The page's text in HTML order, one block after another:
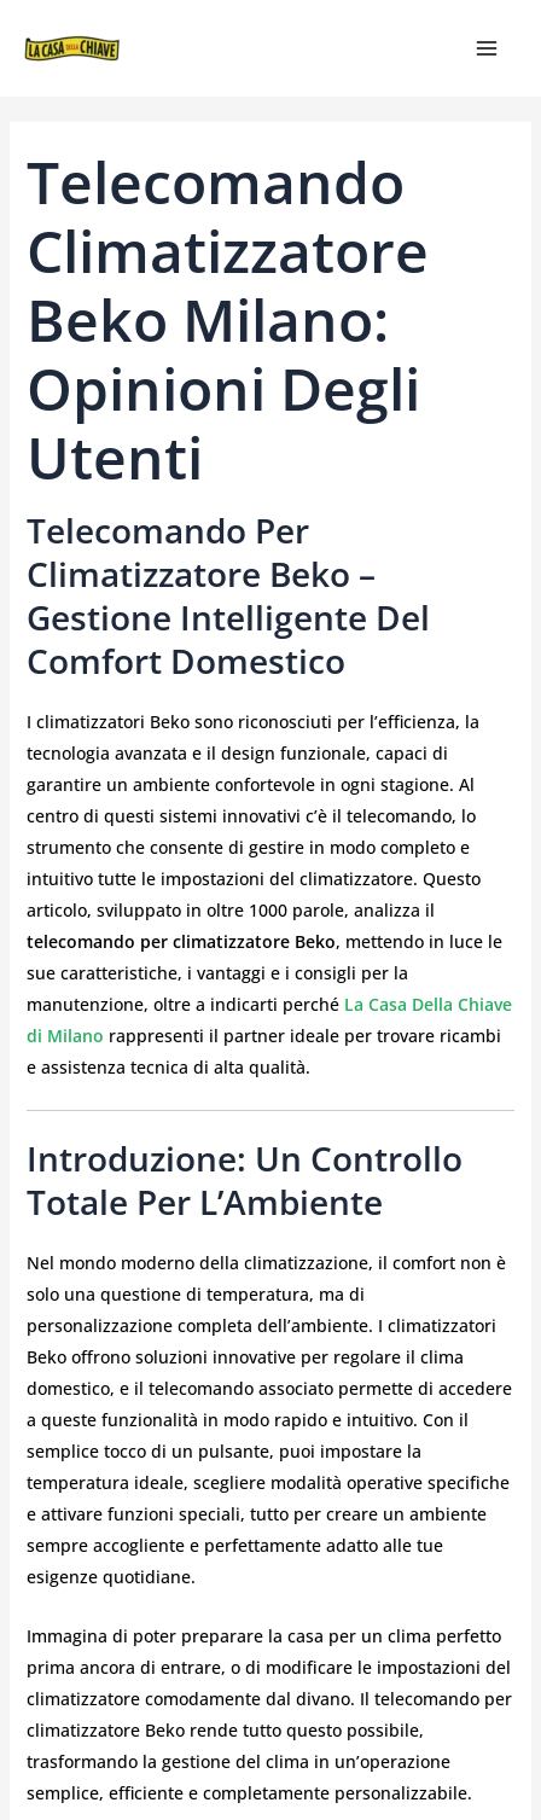
Telecomando
Climatizzatore
Beko Milano:
Opinioni Degli
Utenti
Telecomando Per
Climatizzatore Beko –
Gestione Intelligente Del
Comfort Domestico
I climatizzatori Beko sono riconosciuti per l’efficienza, la
tecnologia avanzata e il design funzionale, capaci di
garantire un ambiente confortevole in ogni stagione. Al
centro di questi sistemi innovativi c’è il telecomando, lo
strumento che consente di gestire in modo completo e
intuitivo tutte le impostazioni del climatizzatore. Questo
articolo, sviluppato in oltre 1000 parole, analizza il
telecomando per climatizzatore Beko, mettendo in luce le
sue caratteristiche, i vantaggi e i consigli per la
manutenzione, oltre a indicarti perché La Casa Della Chiave
di Milano rappresenti il partner ideale per trovare ricambi
e assistenza tecnica di alta qualità.
Introduzione: Un Controllo
Totale Per L’Ambiente
Nel mondo moderno della climatizzazione, il comfort non è
solo una questione di temperatura, ma di
personalizzazione completa dell’ambiente. I climatizzatori
Beko offrono soluzioni innovative per regolare il clima
domestico, e il telecomando associato permette di accedere
a queste funzionalità in modo rapido e intuitivo. Con il
semplice tocco di un pulsante, puoi impostare la
temperatura ideale, scegliere modalità operative specifiche
e attivare funzioni speciali, tutto per creare un ambiente
sempre accogliente e perfettamente adatto alle tue
esigenze quotidiane.
Immagina di poter preparare la casa per un clima perfetto
prima ancora di entrare, o di modificare le impostazioni del
climatizzatore comodamente dal divano. Il telecomando per
climatizzatore Beko rende tutto questo possibile,
trasformando la gestione del clima in un’operazione
semplice, efficiente e completamente personalizzabile.
ARTICOLI